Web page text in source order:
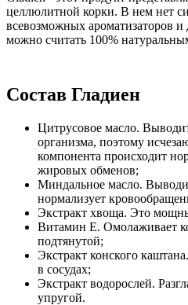
целлюлитной корки. В нем нет
всевозможных ароматизаторов и
можно считать 100%
Состав Гладиен
Цитрусовое масло.
организма, поэтому
компонента происходит
жировых обменов;
Миндальное масло.
нормализует
Экстракт хвоща. Это
Витамин Е. Омолаживает
подтянутой;
Экстракт конского
в сосудах;
Экстракт водорослей.
упругой.